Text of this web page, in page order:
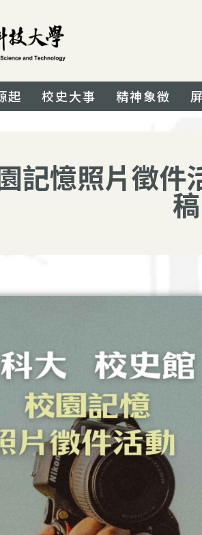
起 校史大事 精神象徵
記憶照片徵件